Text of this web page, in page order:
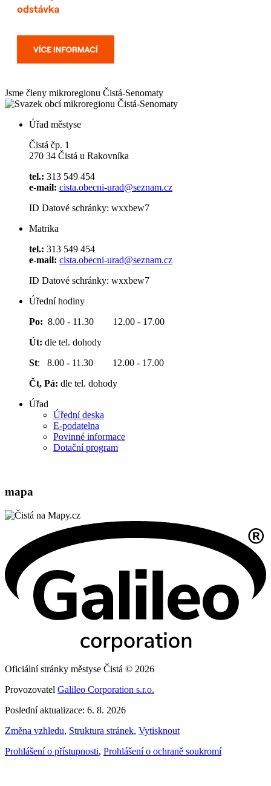
Jsme členy mikroregionu Čistá-Senomaty
Úřad městyse
Čistá čp. 1
270 34 Čistá u Rakovníka
tel.: 313 549 454
e-mail: cista.obecni-urad@seznam.cz
ID Datové schránky: wxxbew7
Matrika
tel.: 313 549 454
e-mail: cista.obecni-urad@seznam.cz
ID Datové schránky: wxxbew7
Úřední hodiny
Po: 8.00 - 11.30 12.00 - 17.00
Út: dle tel. dohody
St: 8.00 - 11.30 12.00 - 17.00
Čt, Pá: dle tel. dohody
Úřad
Úřední deska
E-podatelna
Povinné informace
Dotační program
mapa
Oficiální stránky městyse Čistá © 2026
Provozovatel Galileo Corporation s.r.o.
Poslední aktualizace: 6. 8. 2026
Změna vzhledu, Struktura stránek, Vytisknout
Prohlášení o přístupnosti, Prohlášení o ochraně soukromí